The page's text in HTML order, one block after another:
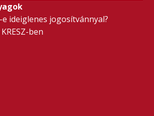
ideiglenes jogosítvánnyal?
ben